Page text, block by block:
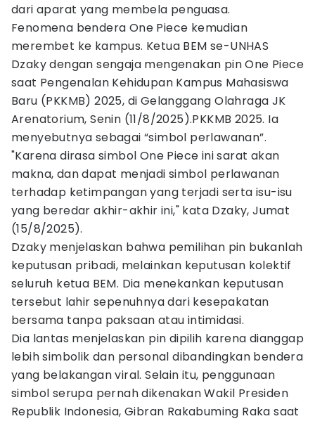
dari aparat yang membela penguasa.
Fenomena bendera One Piece kemudian
merembet ke kampus. Ketua BEM se-UNHAS
Dzaky dengan sengaja mengenakan pin One Piece
saat Pengenalan Kehidupan Kampus Mahasiswa
Baru (PKKMB) 2025, di Gelanggang Olahraga JK
Arenatorium, Senin (11/8/2025).PKKMB 2025. Ia
menyebutnya sebagai “simbol perlawanan”.
"Karena dirasa simbol One Piece ini sarat akan
makna, dan dapat menjadi simbol perlawanan
terhadap ketimpangan yang terjadi serta isu-isu
yang beredar akhir-akhir ini," kata Dzaky, Jumat
(15/8/2025).
Dzaky menjelaskan bahwa pemilihan pin bukanlah
keputusan pribadi, melainkan keputusan kolektif
seluruh ketua BEM. Dia menekankan keputusan
tersebut lahir sepenuhnya dari kesepakatan
bersama tanpa paksaan atau intimidasi.
Dia lantas menjelaskan pin dipilih karena dianggap
lebih simbolik dan personal dibandingkan bendera
yang belakangan viral. Selain itu, penggunaan
simbol serupa pernah dikenakan Wakil Presiden
Republik Indonesia, Gibran Rakabuming Raka saat